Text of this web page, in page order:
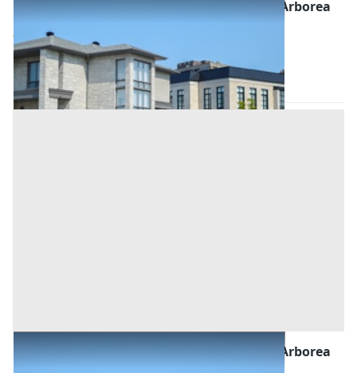
Abitazione di Tipo Civile all'asta a Palmas Arborea
Palmas Arborea (Oristano)
75.000 €
Asta chiusa
Abitazione di Tipo Civile all'asta a Palmas Arborea